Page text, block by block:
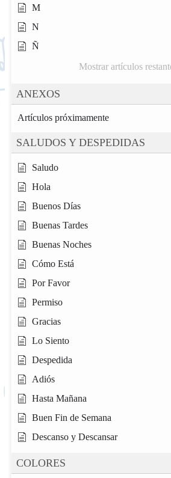
M
N
Ñ
Mostrar artículos
ANEXOS
Artículos próximamente
SALUDOS Y DESPEDIDAS
Saludo
Hola
Buenos Días
Buenas Tardes
Buenas Noches
Cómo Está
Por Favor
Permiso
Gracias
Lo Siento
Despedida
Adiós
Hasta Mañana
Buen Fin de Semana
Descanso y Descansar
COLORES